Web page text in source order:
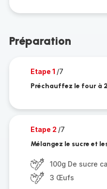
Préparation
Etape 1 /7
Préchauffez le four à
Etape 2 /7
Mélangez le sucre et
100g De sucre
3 Œufs